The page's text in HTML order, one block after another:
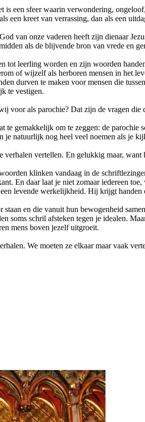
een sfeer waarin verwondering,
kreet van verrassing, dan als een
van onze vaderen heeft zijn dienaar
als de blijvende bron van vrede en
tot leerling worden en zijn woorden
of wijzelf als herboren mensen in het
durven te maken voor mensen die
te vestigen.
voor als parochie? Dat zijn de vragen die
te gemakkelijk om te zeggen: de
natuurlijk nog heel veel noemen als je
vertellen. En gelukkig maar,
klinken vandaag in de
En daar laat je niet zomaar iedereen
levende werkelijkheid. Hij krijgt
en die vanuit hun bewogenheid
soms schril afsteken tegen je idealen.
mens boven jezelf uitgroeit.
We moeten ze elkaar maar vaak